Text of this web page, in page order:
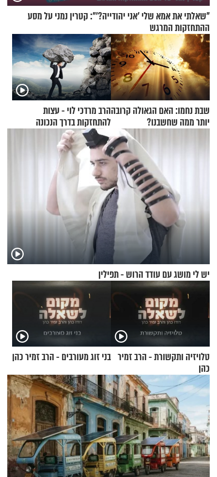
"שאלתי את אמא שלי 'אני יהודייה?'": קטרין נמני על מסע
ההתחזקות המרגש
שבת נחמו: האם הגאולה קרובה
יותר ממה שחשבנו?
הרב מרדכי לוי - עצות
להתחזקות בדרך הנכונה
יש לי מושג עם עודד הרוש - תפילין
טלויזיה ותקשורת - הרב זמיר
כהן
בני זוג מעורבים - הרב זמיר כהן